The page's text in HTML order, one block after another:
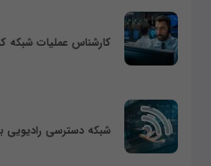
کارشناس عملیات شبکه
شبکه دسترسی رادیویی